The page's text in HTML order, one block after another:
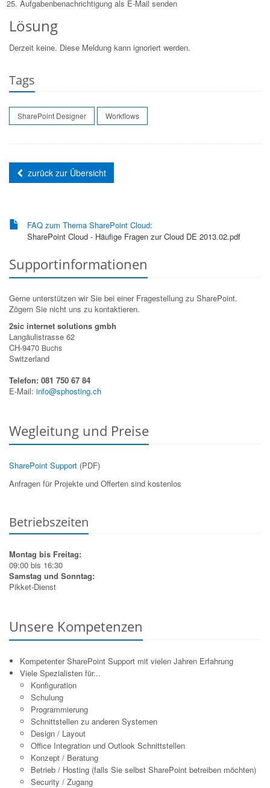
Aufgabenbenachrichtigung als E-Mail senden
Lösung
Derzeit keine. Diese Meldung kann ignoriert werden.
Tags
SharePoint Designer Workflows
zurück zur Übersicht
FAQ zum Thema SharePoint Cloud:
SharePoint Cloud - Häufige Fragen zur Cloud DE 2013.02.pdf
Supportinformationen
Gerne unterstützen wir Sie bei einer Fragestellung zu SharePoint.
Zögern Sie nicht uns zu kontaktieren.
2sic internet solutions gmbh
Langäulistrasse 62
CH-9470 Buchs
Switzerland
Telefon: 081 750 67 84
E-Mail: info@sphosting.ch
Wegleitung und Preise
SharePoint Support (PDF)
Anfragen für Projekte und Offerten sind kostenlos
Betriebszeiten
Montag bis Freitag:
09:00 bis 16:30
Samstag und Sonntag:
Pikket-Dienst
Unsere Kompetenzen
Kompetenter SharePoint Support mit vielen Jahren Erfahrung
Viele Spezialisten für...
Konfiguration
Schulung
Programmierung
Schnittstellen zu anderen Systemen
Design / Layout
Office Integration und Outlook Schnittstellen
Konzept / Beratung
Betrieb / Hosting (falls Sie selbst SharePoint betreiben möchten)
Security / Zugang